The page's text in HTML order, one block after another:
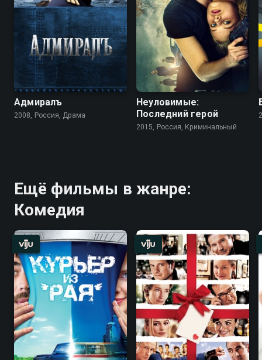
Адмиралъ
2008, Россия, Драма
Неуловимые:
Последний герой
2015, Россия, Криминальный
Ещё фильмы в жанре:
Комедия